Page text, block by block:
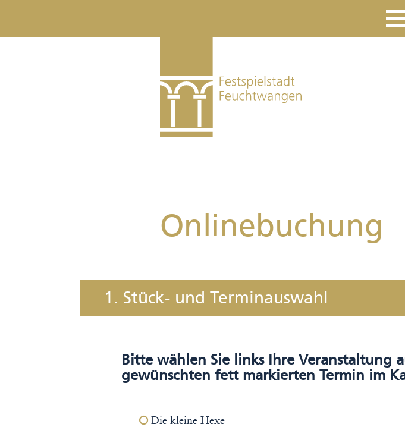
Onlinebuchung
1. Stück- und Terminauswahl
Bitte wählen Sie links Ihre Veranstaltung
gewünschten fett markierten Termin im
Die kleine Hexe